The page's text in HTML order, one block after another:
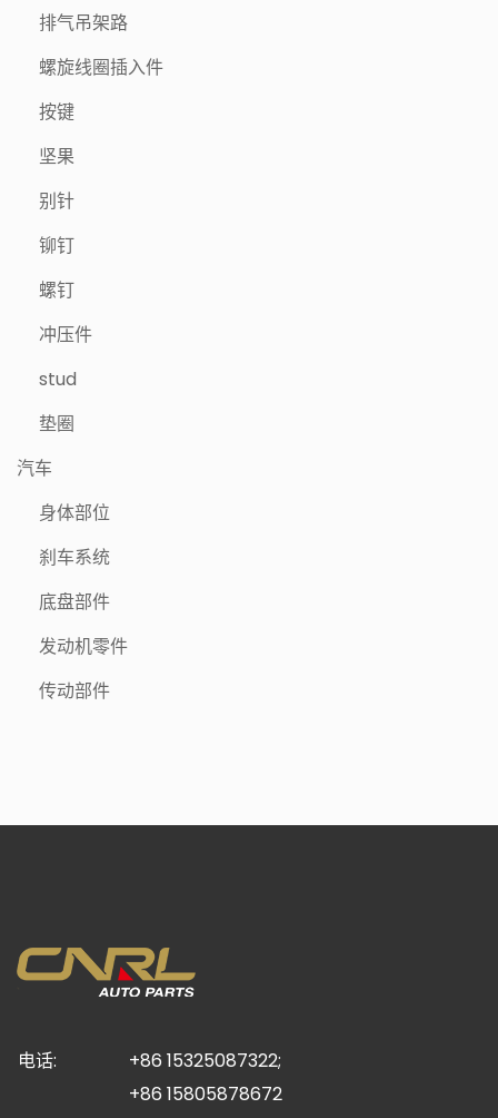
排气吊架路
螺旋线圈插入件
按键
坚果
别针
铆钉
螺钉
冲压件
stud
垫圈
汽车
身体部位
刹车系统
底盘部件
发动机零件
传动部件
电话:
+86 15325087322;
+86 15805878672